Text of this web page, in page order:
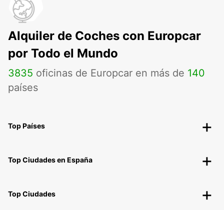
Alquiler de Coches con Europcar
por Todo el Mundo
3835 oficinas de Europcar en más de 140
países
Top Países
Top Ciudades en España
Top Ciudades